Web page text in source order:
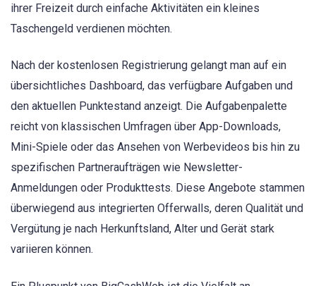
ihrer Freizeit durch einfache Aktivitäten ein kleines
Taschengeld verdienen möchten.
Nach der kostenlosen Registrierung gelangt man auf ein
übersichtliches Dashboard, das verfügbare Aufgaben und
den aktuellen Punktestand anzeigt. Die Aufgabenpalette
reicht von klassischen Umfragen über App-Downloads,
Mini-Spiele oder das Ansehen von Werbevideos bis hin zu
spezifischen Partneraufträgen wie Newsletter-
Anmeldungen oder Produkttests. Diese Angebote stammen
überwiegend aus integrierten Offerwalls, deren Qualität und
Vergütung je nach Herkunftsland, Alter und Gerät stark
variieren können.